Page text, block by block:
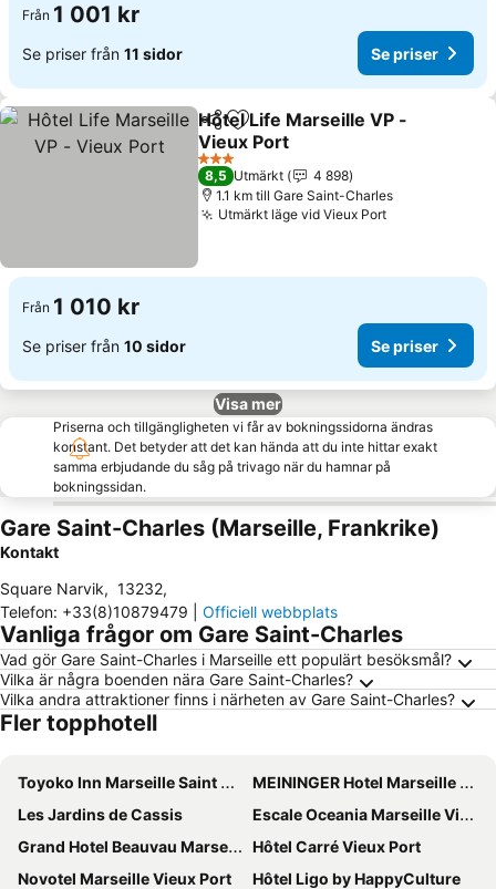
Från 1 001 kr
Se priser från 11 sidor Se priser
Dela Lägg till i Mina Favoriter
Hôtel Life Marseille VP -
Vieux Port
3 Stjärnor
8,5 Utmärkt
4 898
1.1 km till Gare Saint-Charles
Utmärkt läge vid Vieux Port
Från 1 010 kr
Se priser från 10 sidor Se priser
Visa mer
Priserna och tillgängligheten vi får av bokningssidorna ändras
konstant. Det betyder att det kan hända att du inte hittar exakt
samma erbjudande du såg på trivago när du hamnar på
bokningssidan.
Gare Saint-Charles (Marseille, Frankrike)
Kontakt
Square Narvik, 13232,
Telefon: +33(8)10879479 Officiell webbplats
Vanliga frågor om Gare Saint-Charles
Vad gör Gare Saint-Charles i Marseille ett populärt besöksmål?
Vilka är några boenden nära Gare Saint-Charles?
Vilka andra attraktioner finns i närheten av Gare Saint-Charles?
Fler topphotell
Toyoko Inn Marseille Saint Charles
MEININGER Hotel Marseille Centre La Joliette
Les Jardins de Cassis
Escale Oceania Marseille Vieux Port
Grand Hotel Beauvau Marseille Vieux-Port - MGallery Collection
Hôtel Carré Vieux Port
Novotel Marseille Vieux Port
Hôtel Ligo by HappyCulture